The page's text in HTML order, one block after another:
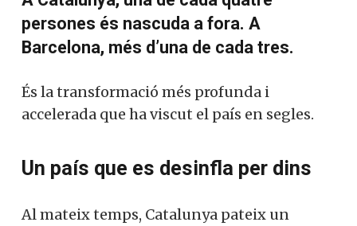
persones és nascuda a fora. A
Barcelona, més d’una de cada tres.
És la transformació més profunda i
accelerada que ha viscut el país en segles.
Un país que es desinfla per dins
Al mateix temps, Catalunya pateix un